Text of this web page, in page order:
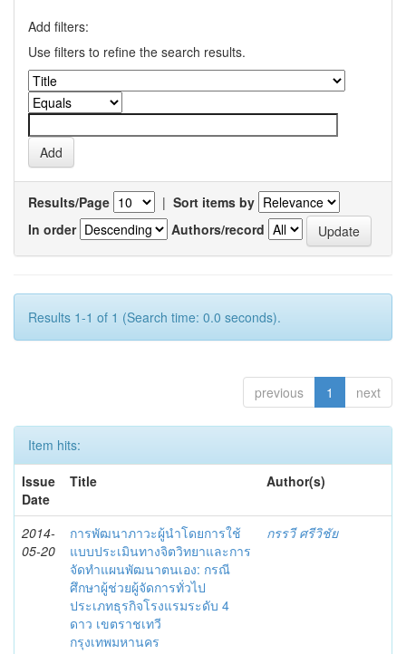
Add filters:
Use filters to refine the search results.
Results/Page | Sort items by
In order
Authors/record
Results 1-1 of 1 (Search time: 0.0 seconds).
previous 1 next
Item hits:
Issue
Date
Title Author(s)
2014-
05-20
การพัฒนาภาวะผู้นำโดยการใช้
แบบประเมินทางจิตวิทยาและการ
จัดทำแผนพัฒนาตนเอง: กรณี
ศึกษาผู้ช่วยผู้จัดการทั่วไป
ประเภทธุรกิจโรงแรมระดับ 4
ดาว เขตราชเทวี
กรุงเทพมหานคร
กรรวี ศรีวิชัย